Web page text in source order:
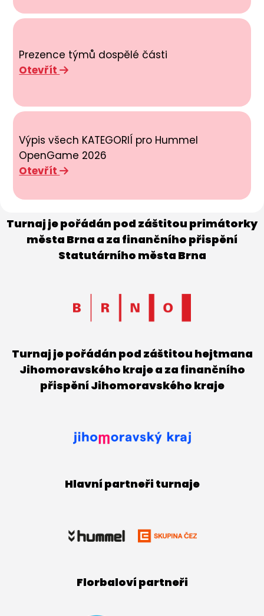
Prezence týmů dospělé části
Otevřít
Výpis všech KATEGORIÍ pro Hummel
OpenGame 2026
Otevřít
Turnaj je pořádán pod záštitou primátorky
města Brna a za finančního přispění
Statutárního města Brna
Turnaj je pořádán pod záštitou hejtmana
Jihomoravského kraje a za finančního
přispění Jihomoravského kraje
Hlavní partneři turnaje
Florbaloví partneři